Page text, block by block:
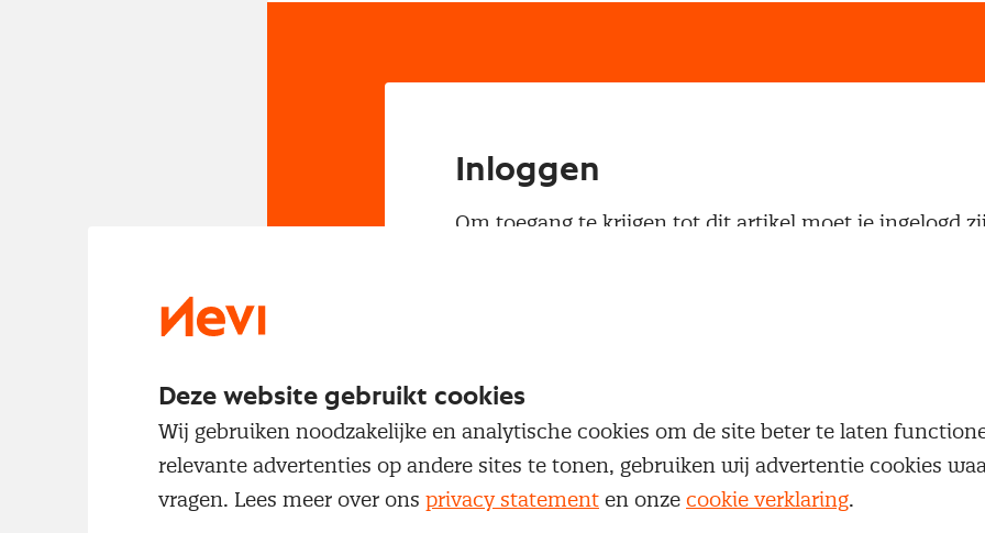
Inloggen
Om toegang te krijgen tot dit artikel moet je ingelogd
Nog geen Nevi account?
Deze website gebruikt cookies
Wij gebruiken noodzakelijke en analytische cookies om de site beter te laten
relevante advertenties op andere sites te tonen, gebruiken wij advertentie cookies
vragen. Lees meer over ons privacy statement en onze cookie verklaring.